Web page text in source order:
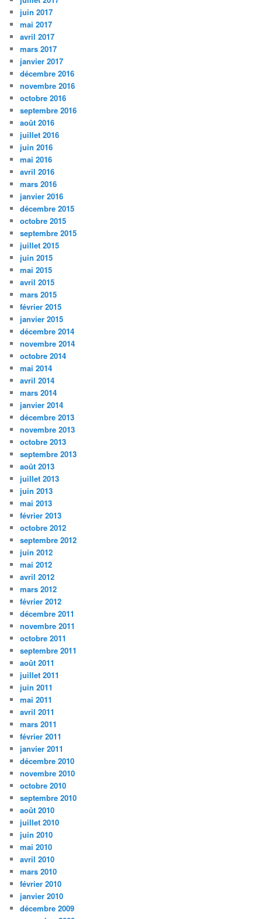
juin 2017
mai 2017
avril 2017
mars 2017
janvier 2017
décembre 2016
novembre 2016
octobre 2016
septembre 2016
août 2016
juillet 2016
juin 2016
mai 2016
avril 2016
mars 2016
janvier 2016
décembre 2015
octobre 2015
septembre 2015
juillet 2015
juin 2015
mai 2015
avril 2015
mars 2015
février 2015
janvier 2015
décembre 2014
novembre 2014
octobre 2014
mai 2014
avril 2014
mars 2014
janvier 2014
décembre 2013
novembre 2013
octobre 2013
septembre 2013
août 2013
juillet 2013
juin 2013
mai 2013
février 2013
octobre 2012
septembre 2012
juin 2012
mai 2012
avril 2012
mars 2012
février 2012
décembre 2011
novembre 2011
octobre 2011
septembre 2011
août 2011
juillet 2011
juin 2011
mai 2011
avril 2011
mars 2011
février 2011
janvier 2011
décembre 2010
novembre 2010
octobre 2010
septembre 2010
août 2010
juillet 2010
juin 2010
mai 2010
avril 2010
mars 2010
février 2010
janvier 2010
décembre 2009